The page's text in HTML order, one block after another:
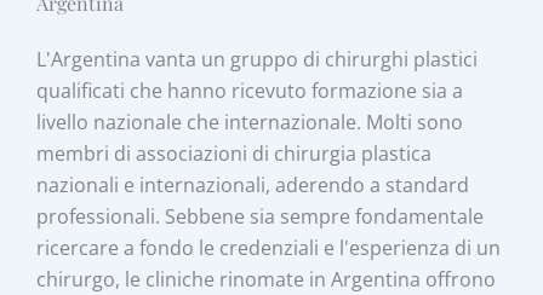
L'Argentina vanta un gruppo di chirurghi plastici
qualificati che hanno ricevuto formazione sia a
livello nazionale che internazionale. Molti sono
membri di associazioni di chirurgia plastica
nazionali e internazionali, aderendo a standard
professionali. Sebbene sia sempre fondamentale
ricercare a fondo le credenziali e l'esperienza di un
chirurgo, le cliniche rinomate in Argentina offrono